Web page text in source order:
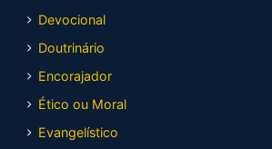
Devocional
Doutrinário
Encorajador
Ético ou Moral
Evangelístico